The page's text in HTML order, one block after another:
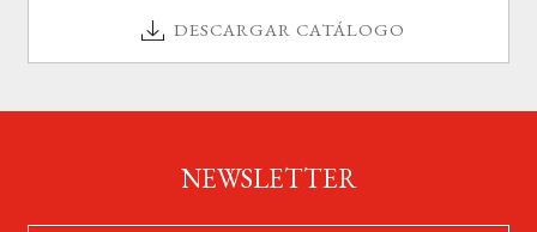
DESCARGAR CATÁLOGO
NEWSLETTER